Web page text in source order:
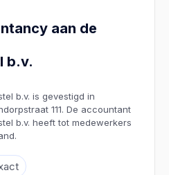
aan de
b.v.
b.v. is gevestigd in
111. De accountant
b.v. heeft tot medewerkers